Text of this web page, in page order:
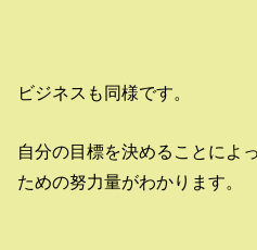
ビジネスも同様です。
自分の目標を決めることによ
ための努力量がわかります。